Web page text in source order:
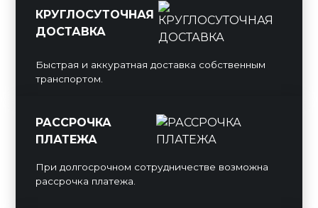
КРУГЛОСУТОЧНАЯ
ДОСТАВКА
Быстрая и аккуратная доставка собственным
транспортом.
РАССРОЧКА
ПЛАТЕЖА
При долгосрочном сотрудничестве возможна
рассрочка платежа.